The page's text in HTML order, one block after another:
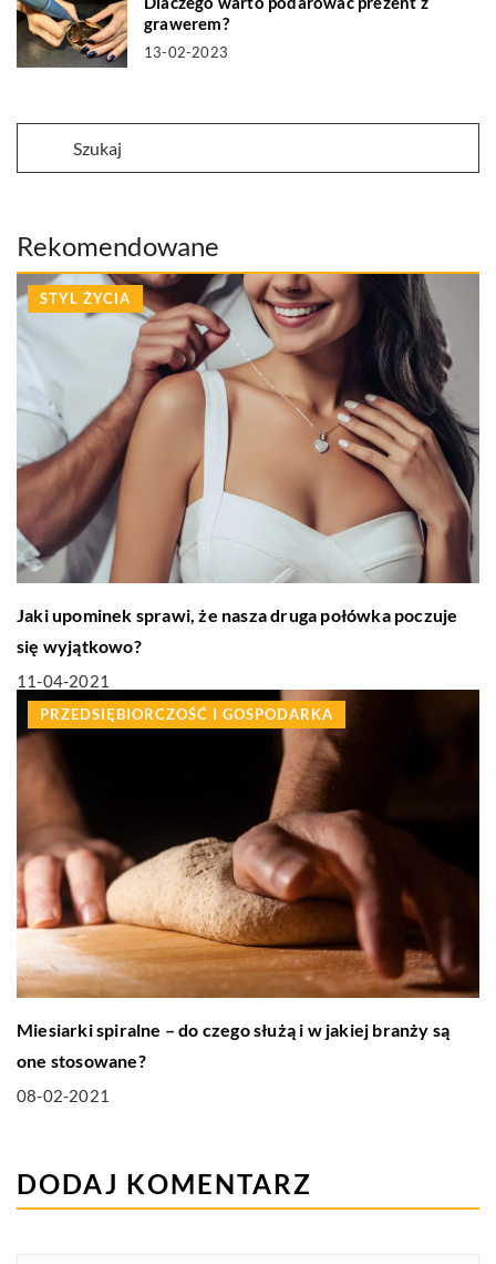
grawerem?
13-02-2023
Rekomendowane
STYL ŻYCIA
Jaki upominek sprawi, że nasza druga połówka poczuje
się wyjątkowo?
11-04-2021
PRZEDSIĘBIORCZOŚĆ I GOSPODARKA
Miesiarki spiralne – do czego służą i w jakiej branży są
one stosowane?
08-02-2021
DODAJ KOMENTARZ